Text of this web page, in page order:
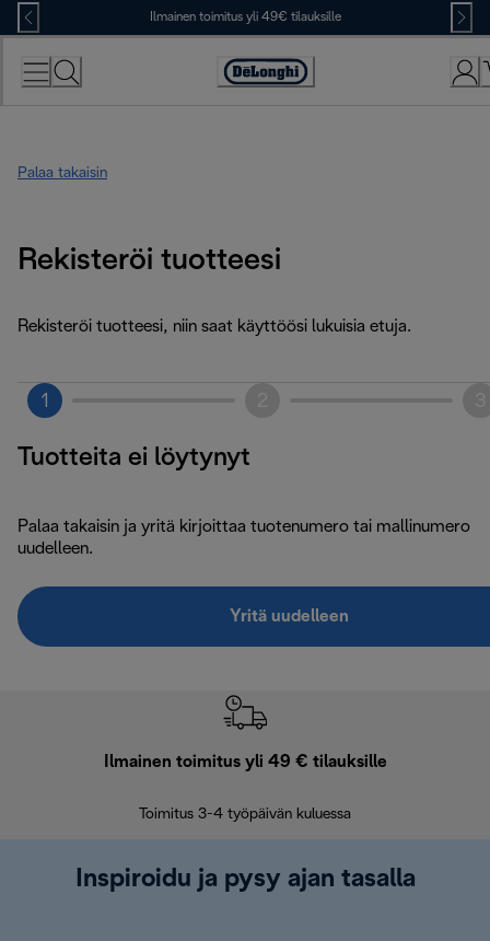
Skip
to
Content
Ilmainen toimitus yli 49€ tilauksille
Accessibility
Palaa takaisin
Rekisteröi tuotteesi
Rekisteröi tuotteesi, niin saat käyttöösi lukuisia etuja.
1
Tuotteita ei löytynyt
Palaa takaisin ja yritä kirjoittaa tuotenumero tai mallinumero
uudelleen.
Yritä uudelleen
Ilmainen toimitus yli 49 € tilauksille
Toimitus 3-4 työpäivän kuluessa
Inspiroidu ja pysy ajan tasalla